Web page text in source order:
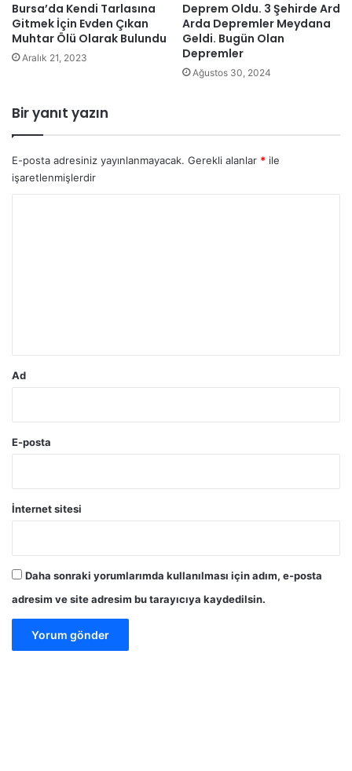
Bursa’da Kendi Tarlasına
Gitmek İçin Evden Çıkan
Muhtar Ölü Olarak Bulundu
Aralık 21, 2023
Deprem Oldu. 3 Şehirde Ard
Arda Depremler Meydana
Geldi. Bugün Olan
Depremler
Ağustos 30, 2024
Bir yanıt yazın
E-posta adresiniz yayınlanmayacak. Gerekli alanlar * ile
işaretlenmişlerdir
Ad
E-posta
İnternet sitesi
Daha sonraki yorumlarımda kullanılması için adım, e-posta
adresim ve site adresim bu tarayıcıya kaydedilsin.